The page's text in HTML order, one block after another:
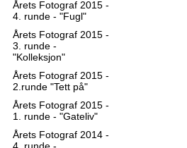
Årets Fotograf 2015 -
4. runde - "Fugl"
Årets Fotograf 2015 -
3. runde -
"Kolleksjon"
Årets Fotograf 2015 -
2.runde "Tett på"
Årets Fotograf 2015 -
1. runde - "Gateliv"
Årets Fotograf 2014 -